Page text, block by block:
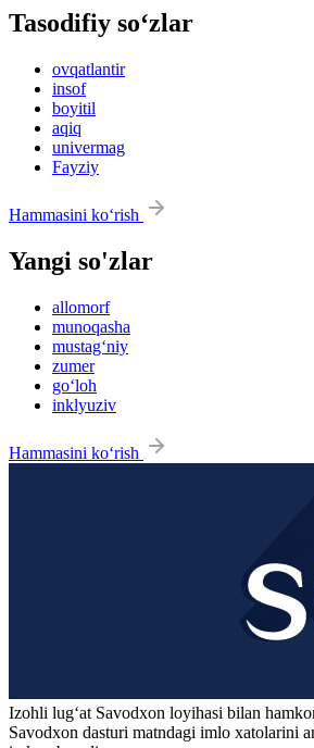
Tasodifiy so‘zlar
ovqatlantir
insof
boyitil
aqiq
univermag
Fayziy
Hammasini ko‘rish
Yangi so'zlar
allomorf
munoqasha
mustag‘niy
zumer
go‘loh
inklyuziv
Hammasini ko‘rish
Izohli lugʻat Savodxon loyihasi bilan
Savodxon dasturi matndagi imlo xatolarini